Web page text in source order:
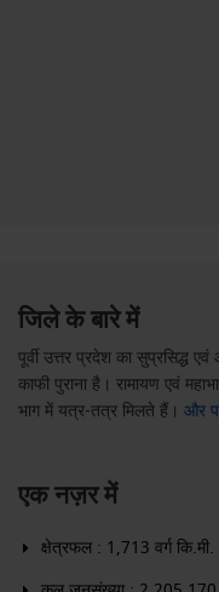
जिले के बारे में
पूर्वी उत्तर प्रदेश का सुप्रसिद्ध
काफी पुराना है। रामायण एवं
भाग में यत्र-तत्र मिलते हैं।और
एक नज़र में
क्षेत्रफल : 1,713 वर्ग कि.मी.